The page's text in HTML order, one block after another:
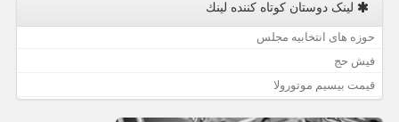
لینک دوستان كوتاه كننده لینك
حوزه های انتخابیه مجلس
فیش حج
قیمت بیسیم موتورولا